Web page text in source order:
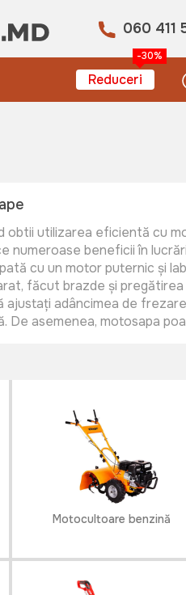
060 411
-30%
Reduceri
obtii utilizarea eficientă cu
numeroase beneficii în
cu un motor puternic și
făcut brazde și pregătirea
ajustați adâncimea de
De asemenea, motosapa
și motocultorului, veți
bune în activitățile agricole
Motocultoare benzină